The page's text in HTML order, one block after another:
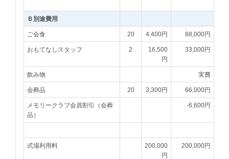
Ｂ別途費用
ご会食 20 4,400円 88,000円
おもてなしスタッフ 2
16,500
円
33,000円
飲み物 実費
会葬品 20 3,300円 66,000円
メモリークラブ会員割引（会葬
品）
-6,600円
式場利用料
200,000
円
200,000円